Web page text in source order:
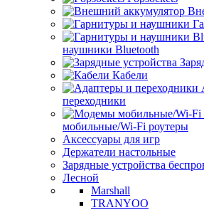
наушники Bluetooth
Кабели
переходники
мобильные/Wi-Fi роутеры
Аксессуары для игр
Держатели настольные
Зарядные устройства
Лесной
Marshall
TRANYOO